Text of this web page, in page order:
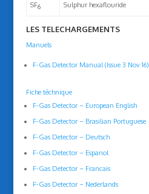
SF6 Sulphur hexaflouride
LES TELECHARGEMENTS
Manuels
F-Gas Detector Manual (Issue 3 Nov 16)
Fiche téchnique
F-Gas Detector – European English
F-Gas Detector – Brasilian Portuguese
F-Gas Detector – Deutsch
F-Gas Detector – Espanol
F-Gas Detector – Francais
F-Gas Detector – Nederlands